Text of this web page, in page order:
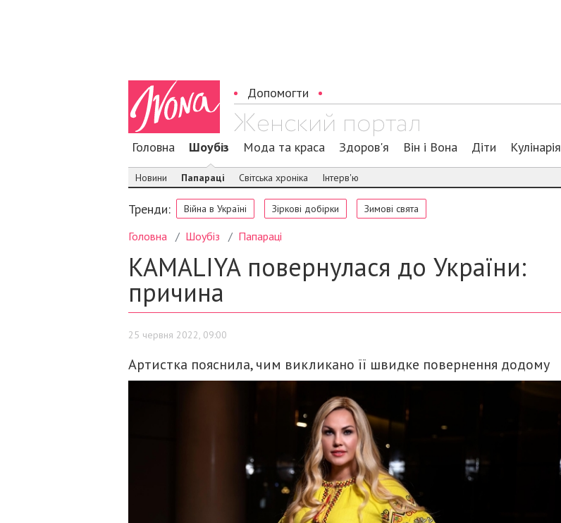
Допомогти
Головна Шоубіз Мода та краса Здоров'я Він і Вона Діти Кулінарія
Новини Папараці Світська хроніка Інтерв'ю
Тренди: Війна в Україні Зіркові добірки Зимові свята
Головна Шоубіз Папараці
KAMALIYA повернулася до України:
причина
25 червня 2022, 09:00
Артистка пояснила, чим викликано її швидке повернення додому